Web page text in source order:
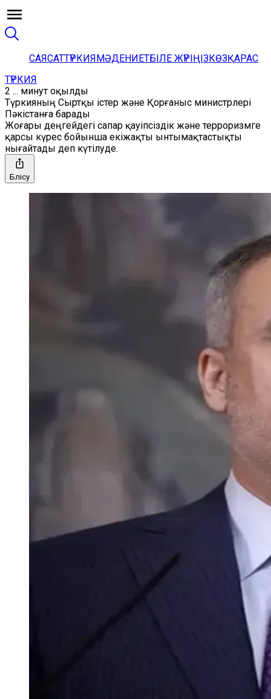
САЯСАТТҮРКИЯМӘДЕНИЕТБІЛЕ ЖҮРІҢІЗКӨЗҚАРАС
ТҮРКИЯ
2 ... минут оқылды
Түркияның Cыртқы істер және Қорғаныс министрлері
Пәкістанға барады
Жоғары деңгейдегі сапар қауіпсіздік және терроризмге
қарсы күрес бойынша екіжақты ынтымақтастықты
нығайтады деп күтілуде.
Бөлісу